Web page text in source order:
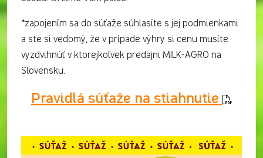
*zapojením sa do súťaže súhlasíte s jej podmienkami
a ste si vedomý, že v prípade výhry si cenu musíte
vyzdvihnúť v ktorejkoľvek predajni MILK-AGRO na
Slovensku.
Pravidlá súťaže na stiahnutie